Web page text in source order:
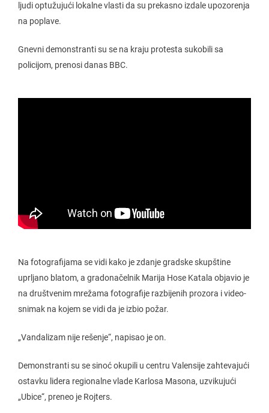
ljudi optužujući lokalne vlasti da su prekasno izdale upozorenja
na poplave.
Gnevni demonstranti su se na kraju protesta sukobili sa
policijom, prenosi danas BBC.
Na fotografijama se vidi kako je zdanje gradske skupštine
uprljano blatom, a gradonačelnik Marija Hose Katala objavio je
na društvenim mrežama fotografije razbijenih prozora i video-
snimak na kojem se vidi da je izbio požar.
„Vandalizam nije rešenje“, napisao je on.
Demonstranti su se sinoć okupili u centru Valensije zahtevajući
ostavku lidera regionalne vlade Karlosa Masona, uzvikujući
„Ubice“, preneo je Rojters.